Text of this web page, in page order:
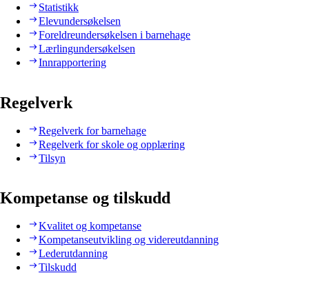
Statistikk
Elevundersøkelsen
Foreldreundersøkelsen i barnehage
Lærlingundersøkelsen
Innrapportering
Regelverk
Regelverk for barnehage
Regelverk for skole og opplæring
Tilsyn
Kompetanse og tilskudd
Kvalitet og kompetanse
Kompetanseutvikling og videreutdanning
Lederutdanning
Tilskudd